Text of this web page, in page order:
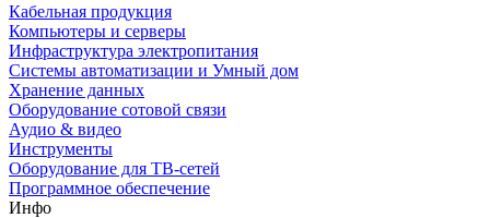
Кабельная продукция
Компьютеры и серверы
Инфраструктура электропитания
Системы автоматизации и Умный дом
Хранение данных
Оборудование сотовой связи
Аудио & видео
Инструменты
Оборудование для ТВ-сетей
Программное обеспечение
Инфо